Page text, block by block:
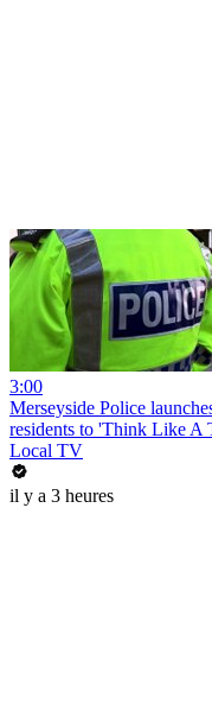
3:00
Merseyside Police
residents to 'Think Like A
Local TV
il y a 3 heures